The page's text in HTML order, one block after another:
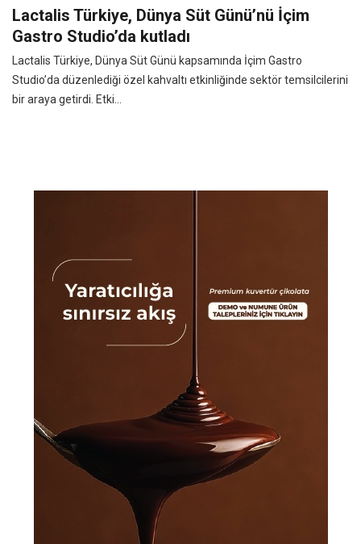
Lactalis Türkiye, Dünya Süt Günü’nü İçim
Gastro Studio’da kutladı
Lactalis Türkiye, Dünya Süt Günü kapsamında İçim Gastro
Studio’da düzenlediği özel kahvaltı etkinliğinde sektör temsilcilerini
bir araya getirdi. Etki...